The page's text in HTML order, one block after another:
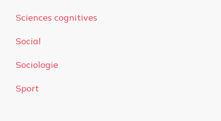
Sciences cognitives
Social
Sociologie
Sport